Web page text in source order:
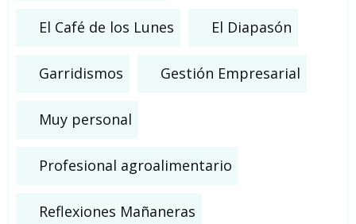
El Café de los Lunes El Diapasón
Garridismos Gestión Empresarial
Muy personal
Profesional agroalimentario
Reflexiones Mañaneras